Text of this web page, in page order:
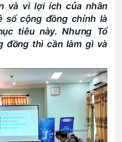
và vì lợi ích của nhân
số cộng đồng chính là
tiêu này. Nhưng Tổ
đồng thì cần làm gì và